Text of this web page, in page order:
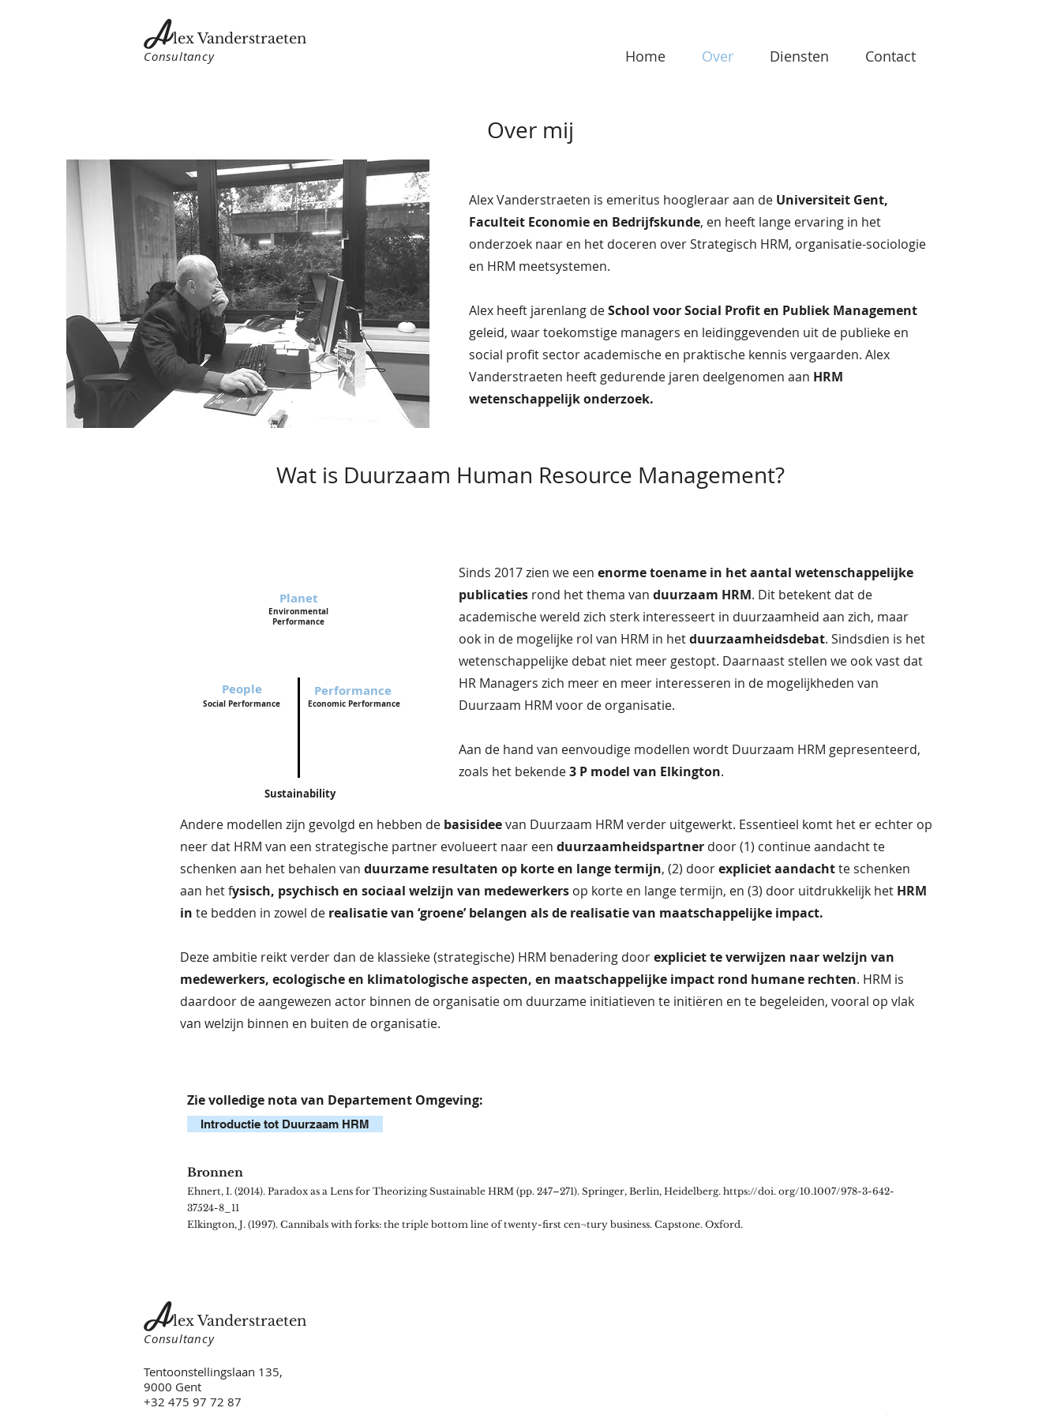
lex Vanderstraeten
A
Consultancy Home Over Diensten Contact
Over mij
Alex Vanderstraeten is emeritus hoogleraar aan de Universiteit Gent,
Faculteit Economie en Bedrijfskunde, en heeft lange ervaring in het
onderzoek naar en het doceren over Strategisch HRM, organisatie-sociologie
en HRM meetsystemen.
Alex heeft jarenlang deSchool voor Social Profit en Publiek Management
geleid, waar toekomstige managers en leidinggevenden uit de publieke en
social profit sector academische en praktische kennis vergaarden. Alex
Vanderstraeten heeft gedurende jaren deelgenomen aan HRM
wetenschappelijk onderzoek.
Wat is Duurzaam Human Resource Management?
Planet
People Performance
Environmental
Performance
Social Performance Economic Performance
Sustainability
Sinds 2017 zien we een enorme toename in het aantal wetenschappelijke
publicaties rond het thema van duurzaam HRM. Dit betekent dat de
academische wereld zich sterk interesseert in duurzaamheid aan zich, maar
ook in de mogelijke rol van HRM in hetduurzaamheidsdebat. Sindsdien is het
wetenschappelijke debat niet meer gestopt. Daarnaast stellen we ook vast dat
HR Managers zich meer en meer interesseren in de mogelijkheden van
Duurzaam HRM voor de organisatie.
Aan de hand van eenvoudige modellen wordt Duurzaam HRM gepresenteerd,
zoals het bekende3 P model van Elkington.
Andere modellen zijn gevolgd en hebben de basisideevan Duurzaam HRM verder uitgewerkt. Essentieel komt het er echter op
neer dat HRM van een strategische partner evolueert naar een duurzaamheidspartner door (1) continue aandacht te
schenken aan het behalen van duurzame resultaten op korte en lange termijn, (2) doorexpliciet aandachtte schenken
aan het fysisch, psychisch en sociaal welzijn van medewerkers op korte en lange termijn, en (3) door uitdrukkelijk het HRM
in te bedden in zowel de realisatie van ‘groene’ belangen als de realisatie van maatschappelijke impact.
Deze ambitie reikt verder dan de klassieke (strategische) HRM benadering doorexpliciet te verwijzen naar welzijn van
medewerkers, ecologische en klimatologische aspecten, en maatschappelijke impact rond humane rechten. HRM is
daardoor de aangewezen actor binnen de organisatie om duurzame initiatieven te initiëren en te begeleiden, vooral op vlak
van welzijn binnen en buiten de organisatie.
Zie volledige nota van Departement Omgeving:
Introductie tot Duurzaam HRM
Bronnen
Ehnert, I. (2014). Paradox as a Lens for Theorizing Sustainable HRM (pp. 247–271). Springer, Berlin, Heidelberg. https://doi. org/10.1007/978-3-642-
37524-8_11
Elkington, J. (1997). Cannibals with forks: the triple bottom line of twenty-first cen¬tury business. Capstone. Oxford.
Tentoonstellingslaan 135,
9000 Gent
+32 475 97 72 87
lex Vanderstraeten
A
Consultancy